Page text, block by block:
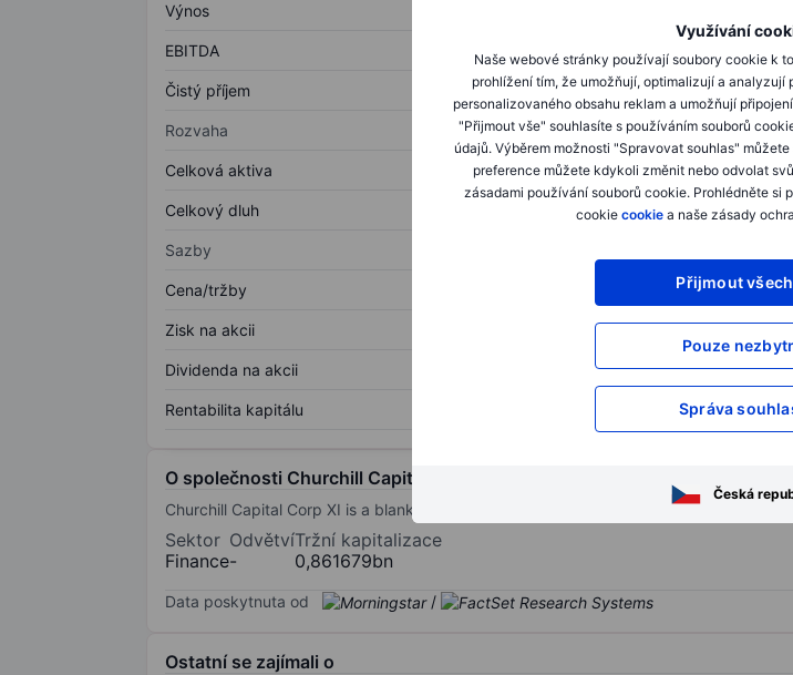
Využívání
Naše webové stránky používají soubory cookie k
prohlížení tím, že umožňují, optimalizují a
personalizovaného obsahu reklam a umožňují
"Přijmout vše" souhlasíte s používáním souborů
údajů. Výběrem možnosti "Spravovat souhlas"
preference můžete kdykoli změnit nebo odvolat
zásadami používání souborů cookie. Prohlédněte si
cookie cookie a naše zásady
Přijmout
Pouze
Správa
Česká
Výnos
EBITDA XXXXXXX
Čistý příjem
Rozvaha
Celková aktiva
Celkový dluh
Sazby
Cena/tržby
Zisk na akcii
Dividenda na akcii
Rentabilita kapitálu
Otevřete
O společnosti Churchill Capital Corp XI
Churchill Capital Corp XI is a blank check company.
Sektor
Finance
Odvětví
-
Tržní kapitalizace
0,861679bn
Data poskytnuta od /
Ostatní se zajímali o